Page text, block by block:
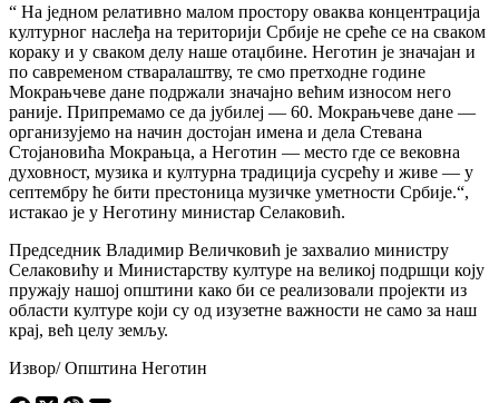
“ На једном релативно малом простору оваква концентрација
културног наслеђа на територији Србије не среће се на сваком
кораку и у сваком делу наше отаџбине. Неготин је значајан и
по савременом стваралаштву, те смо претходне године
Мокрањчеве дане подржали значајно већим износом него
раније. Припремамо се да јубилеј — 60. Мокрањчеве дане —
организујемо на начин достојан имена и дела Стевана
Стојановића Мокрањца, а Неготин — место где се вековна
духовност, музика и културна традиција сусрећу и живе — у
септембру ће бити престоница музичке уметности Србије.“,
истакао је у Неготину министар Селаковић.
Председник Владимир Величковић је захвалио министру
Селаковићу и Министарству културе на великој подршци коју
пружају нашој општини како би се реализовали пројекти из
области културе који су од изузетне важности не само за наш
крај, већ целу земљу.
Извор/ Општина Неготин